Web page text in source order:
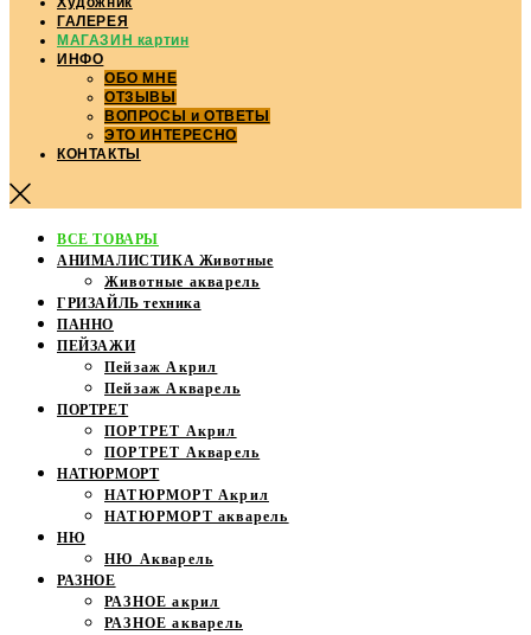
ГАЛЕРЕЯ
МАГАЗИН картин
ИНФО
ОБО МНЕ
ОТЗЫВЫ
ВОПРОСЫ и ОТВЕТЫ
ЭТО ИНТЕРЕСНО
КОНТАКТЫ
ВСЕ ТОВАРЫ
АНИМАЛИСТИКА Животные
Животные акварель
ГРИЗАЙЛЬ техника
ПАННО
ПЕЙЗАЖИ
Пейзаж Акрил
Пейзаж Акварель
ПОРТРЕТ
ПОРТРЕТ Акрил
ПОРТРЕТ Акварель
НАТЮРМОРТ
НАТЮРМОРТ Акрил
НАТЮРМОРТ акварель
НЮ
НЮ Акварель
РАЗНОЕ
РАЗНОЕ акрил
РАЗНОЕ акварель